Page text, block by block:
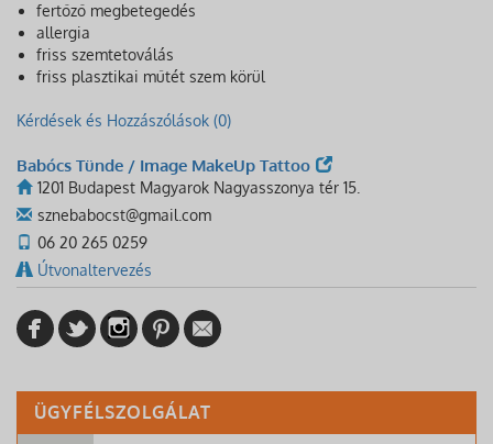
fertőző megbetegedés
allergia
friss szemtetoválás
friss plasztikai műtét szem körül
Kérdések és Hozzászólások (0)
Babócs Tünde / Image MakeUp Tattoo
1201 Budapest Magyarok Nagyasszonya tér 15.
sznebabocst@gmail.com
06 20 265 0259
Útvonaltervezés
ÜGYFÉLSZOLGÁLAT